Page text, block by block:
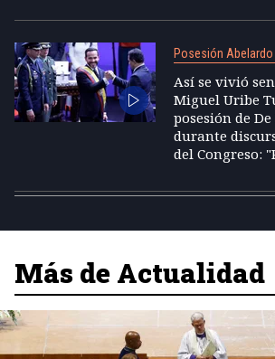
Posesión Abelardo
Así se vivió
Miguel Uribe
posesión de
durante
del Congreso:
Más de Actualidad